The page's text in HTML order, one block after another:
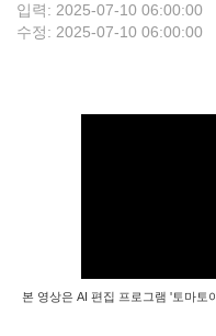
입력: 2025-07-10 06:00:00
수정: 2025-07-10 06:00:00
본 영상은 AI 편집 프로그램 '토마토